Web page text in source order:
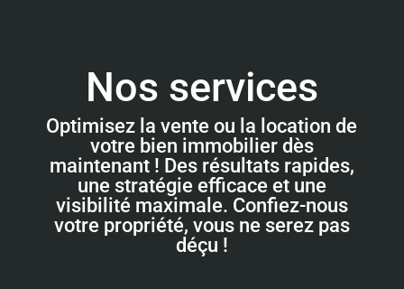
Nos services
Optimisez la vente ou la location de
votre bien immobilier dès
maintenant ! Des résultats rapides,
une stratégie efficace et une
visibilité maximale. Confiez-nous
votre propriété, vous ne serez pas
déçu !